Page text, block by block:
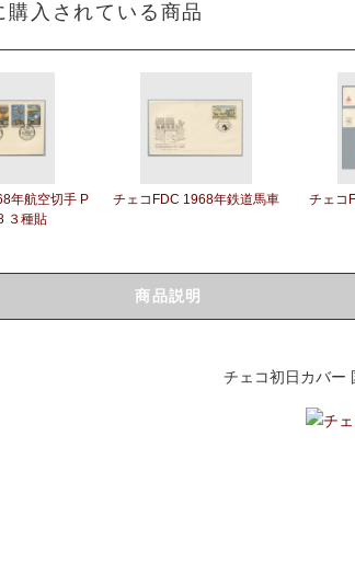
購入されている商品
年航空切手 P
３種貼
チェコFDC 1968年鉄道馬車 チェコ
商品説明
チェコ初日カバ